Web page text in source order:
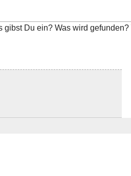
Du ein? Was wird gefunden?